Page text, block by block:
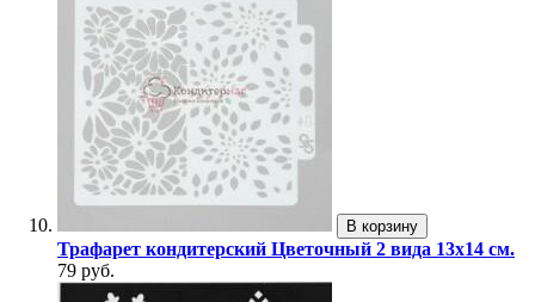
В корзину
Трафарет кондитерский Цветочный 2 вида 13х14 см.
79 руб.